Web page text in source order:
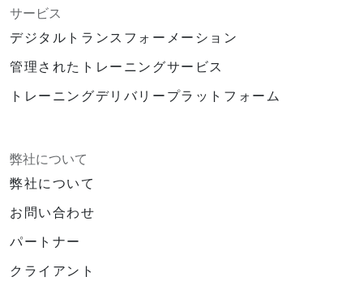
サービス
デジタルトランスフォーメーション
管理されたトレーニングサービス
トレーニングデリバリープラットフォーム
弊社について
弊社について
お問い合わせ
パートナー
クライアント